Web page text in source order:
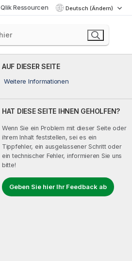
Qlik Ressourcen Deutsch (Ändern)
AUF DIESER SEITE
Weitere Informationen
HAT DIESE SEITE IHNEN GEHOLFEN?
Wenn Sie ein Problem mit dieser Seite oder
ihrem Inhalt feststellen, sei es ein
Tippfehler, ein ausgelassener Schritt oder
ein technischer Fehler, informieren Sie uns
bitte!
Geben Sie hier Ihr Feedback ab